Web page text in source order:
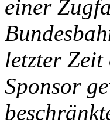
einer
letzter
Sponsor